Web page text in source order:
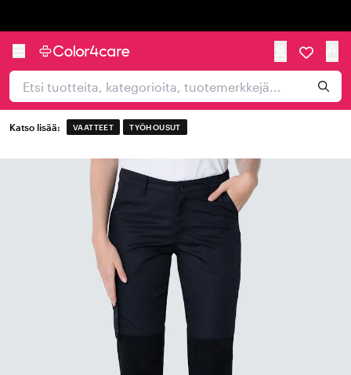
Katso lisää: VAATTEET TYÖHOUSUT